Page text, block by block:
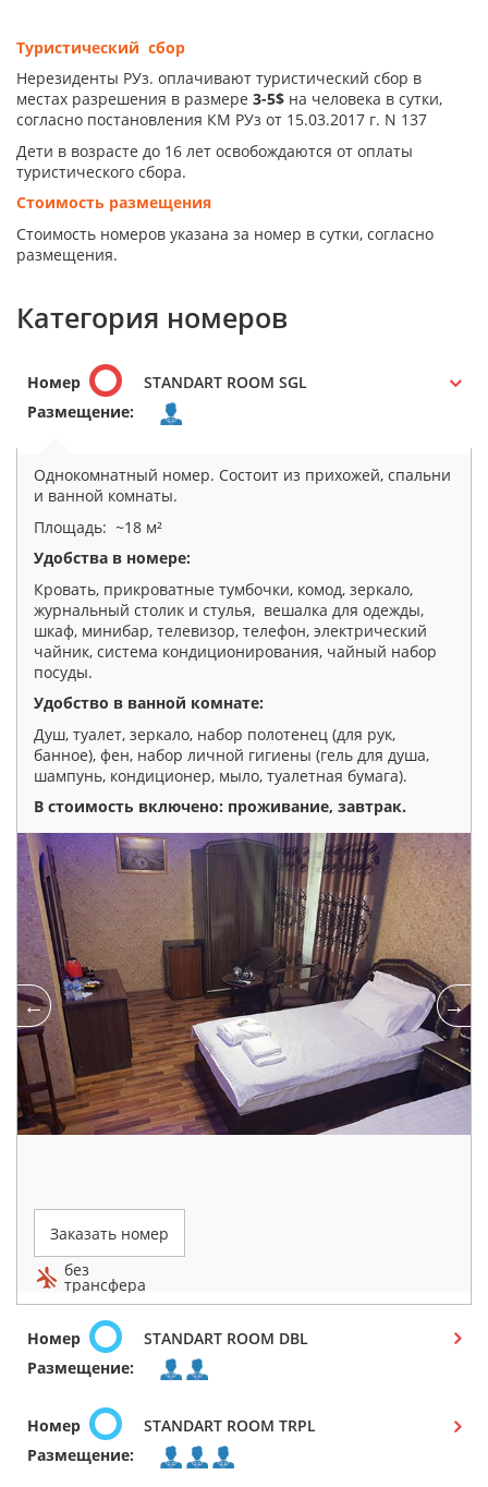
Туристический сбор
Нерезиденты РУз. оплачивают туристический сбор в
местах разрешения в размере 3-5$ на человека в сутки,
согласно постановления КМ РУз от 15.03.2017 г. N 137
Дети в возрасте до 16 лет освобождаются от оплаты
туристического сбора.
Стоимость размещения
Стоимость номеров указана за номер в сутки, согласно
размещения.
Категория номеров
Номер
STANDART ROOM SGL
Размещение:
Однокомнатный номер. Состоит из прихожей, спальни
и ванной комнаты.
Площадь: ~18 м²
Удобства в номере:
Кровать, прикроватные тумбочки, комод, зеркало,
журнальный столик и стулья, вешалка для одежды,
шкаф, минибар, телевизор, телефон, электрический
чайник, система кондиционирования, чайный набор
посуды.
Удобство в ванной комнате:
Душ, туалет, зеркало, набор полотенец (для рук,
банное), фен, набор личной гигиены (гель для душа,
шампунь, кондиционер, мыло, туалетная бумага).
В стоимость включено: проживание, завтрак.
Заказать номер
без
трансфера
Номер
STANDART ROOM DBL
Размещение:
Номер
STANDART ROOM TRPL
Размещение: